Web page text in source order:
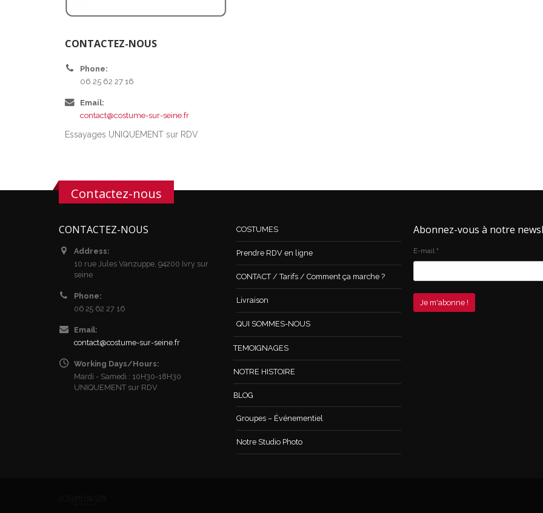
CONTACTEZ-NOUS
Phone:
06 25 62 27 16
Email:
contact@costume-sur-seine.fr
Essayages UNIQUEMENT sur RDV
Contactez-nous
CONTACTEZ-NOUS
Address:
10 rue Jules Vanzuppe, 94200 Ivry sur
seine
Phone:
06 25 62 27 16
Email:
contact@costume-sur-seine.fr
Working Days/Hours:
Mardi - Samedi : 10H30-18H30
UNIQUEMENT sur RDV
COSTUMES
Prendre RDV en ligne
CONTACT / Tarifs / Comment ça marche ?
Livraison
QUI SOMMES-NOUS
TEMOIGNAGES
NOTRE HISTOIRE
BLOG
Groupes – Événementiel
Notre Studio Photo
Abonnez-vous à notre
E-mail *